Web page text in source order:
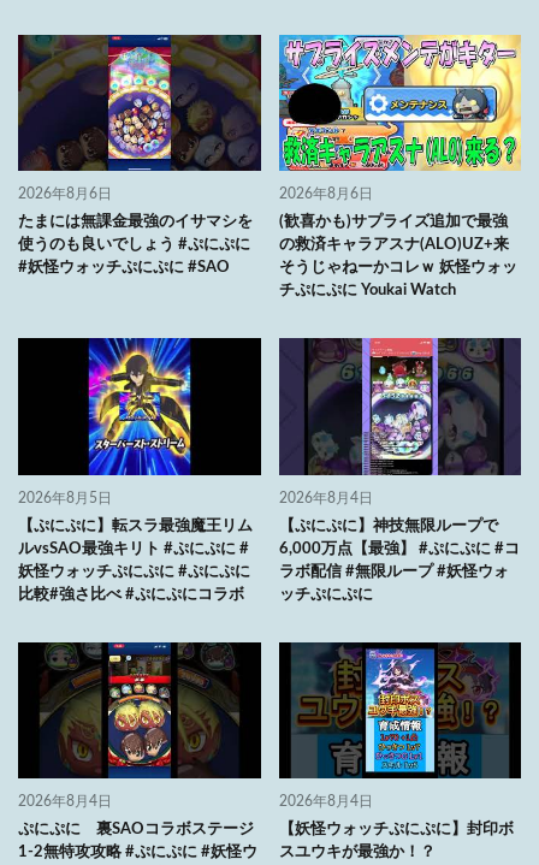
2026年8月6日
たまには無課金最強のイサマシを
使うのも良いでしょう #ぷにぷに
#妖怪ウォッチぷにぷに #SAO
2026年8月6日
(歓喜かも)サプライズ追加で最強
の救済キャラアスナ(ALO)UZ+来
そうじゃねーかコレｗ 妖怪ウォッ
チぷにぷに Youkai Watch
2026年8月5日
【ぷにぷに】転スラ最強魔王リム
ルvsSAO最強キリト #ぷにぷに #
妖怪ウォッチぷにぷに #ぷにぷに
比較#強さ比べ #ぷにぷにコラボ
2026年8月4日
【ぷにぷに】神技無限ループで
6,000万点【最強】 #ぷにぷに #コ
ラボ配信 #無限ループ #妖怪ウォ
ッチぷにぷに
2026年8月4日
ぷにぷに 裏SAOコラボステージ
1-2無特攻攻略 #ぷにぷに #妖怪ウ
2026年8月4日
【妖怪ウォッチぷにぷに】封印ボ
スユウキが最強か！？